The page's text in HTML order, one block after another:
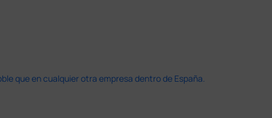
que en cualquier otra empresa dentro de España.